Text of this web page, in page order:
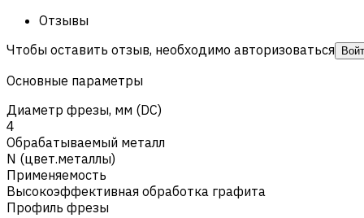
Отзывы
Чтобы оставить отзыв, необходимо авторизоваться
Основные параметры
Диаметр фрезы, мм (DC)
4
Обрабатываемый металл
N (цвет.металлы)
Применяемость
Высокоэффективная обработка графита
Профиль фрезы